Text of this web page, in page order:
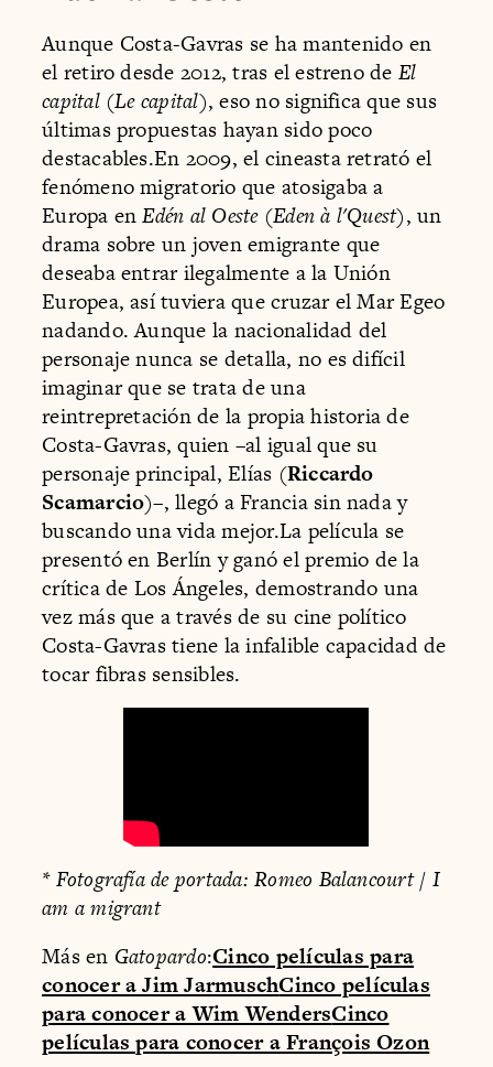
Aunque Costa-Gavras se ha mantenido en
el retiro desde 2012, tras el estreno de El
capital(Le capital), eso no significa que sus
últimas propuestas hayan sido poco
destacables.En 2009, el cineasta retrató el
fenómeno migratorio que atosigaba a
Europa enEdén al Oeste (Eden à l'Quest), un
drama sobre un joven emigrante que
deseaba entrar ilegalmente a la Unión
Europea, así tuviera que cruzar el Mar Egeo
nadando. Aunque la nacionalidad del
personaje nunca se detalla, no es difícil
imaginar que se trata de una
reintrepretación de la propia historia de
Costa-Gavras, quien –al igual que su
personaje principal, Elías (Riccardo
Scamarcio)–, llegó a Francia sin nada y
buscando una vida mejor.La película se
presentó en Berlín y ganó el premio de la
crítica de Los Ángeles, demostrando una
vez más que a través de su cine político
Costa-Gavras tiene la infalible capacidad de
tocar fibras sensibles.
* Fotografía de portada: Romeo Balancourt / I
am a migrant
Más en Gatopardo:Cinco películas para
conocer a Jim JarmuschCinco películas
para conocer a Wim WendersCinco
películas para conocer a François Ozon